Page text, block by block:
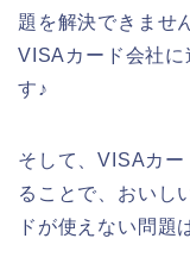
題を解決できませ
VISAカード会社に
す♪
そして、VISAカ
ることで、おいし
ドが使えない問題